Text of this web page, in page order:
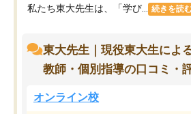
私たち東大先生は、「学び... 続きを読
東大先生｜現役東大生によ
教師・個別指導の口コミ・
オンライン校